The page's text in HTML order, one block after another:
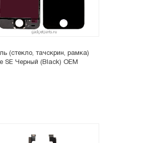
(стекло, тачскрин, рамка)
SE Черный (Black) OEM